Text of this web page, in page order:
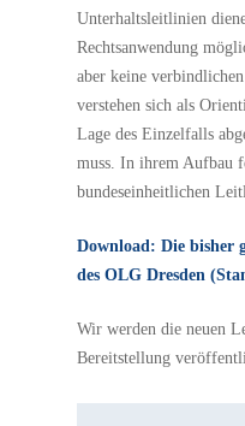
Unterhaltsleitlinien
Rechtsanwendung
aber keine
verstehen sich als
Lage des Einzelfalls
muss. In ihrem Aufbau
bundeseinheitlichen
Download: Die bisher
des OLG Dresden
Wir werden die neuen
Bereitstellung